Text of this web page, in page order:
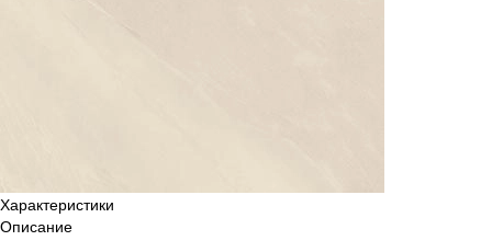
Характеристики
Описание